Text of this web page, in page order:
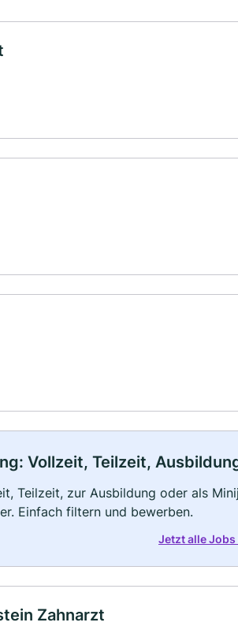
Vollzeit, Teilzeit,
Teilzeit, zur Ausbildung oder als
Einfach filtern und bewerben.
Jetzt alle Jobs
Zahnarzt